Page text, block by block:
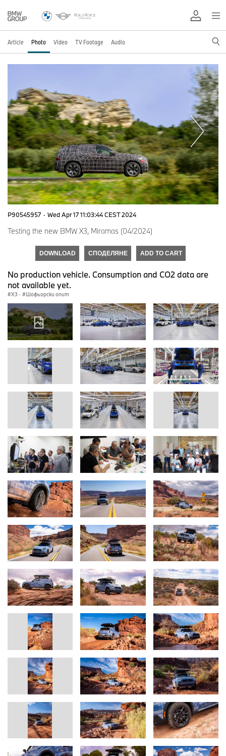
Article Photo Video TV Footage Audio
P90545957 · Wed Apr 17 11:03:44 CEST 2024
Testing the new BMW X3, Miramas (04/2024)
DOWNLOAD СПОДЕЛЯНЕ ADD TO CART
No production vehicle. Consumption and CO2 data are
not available yet.
X3 · Шофьорски опит